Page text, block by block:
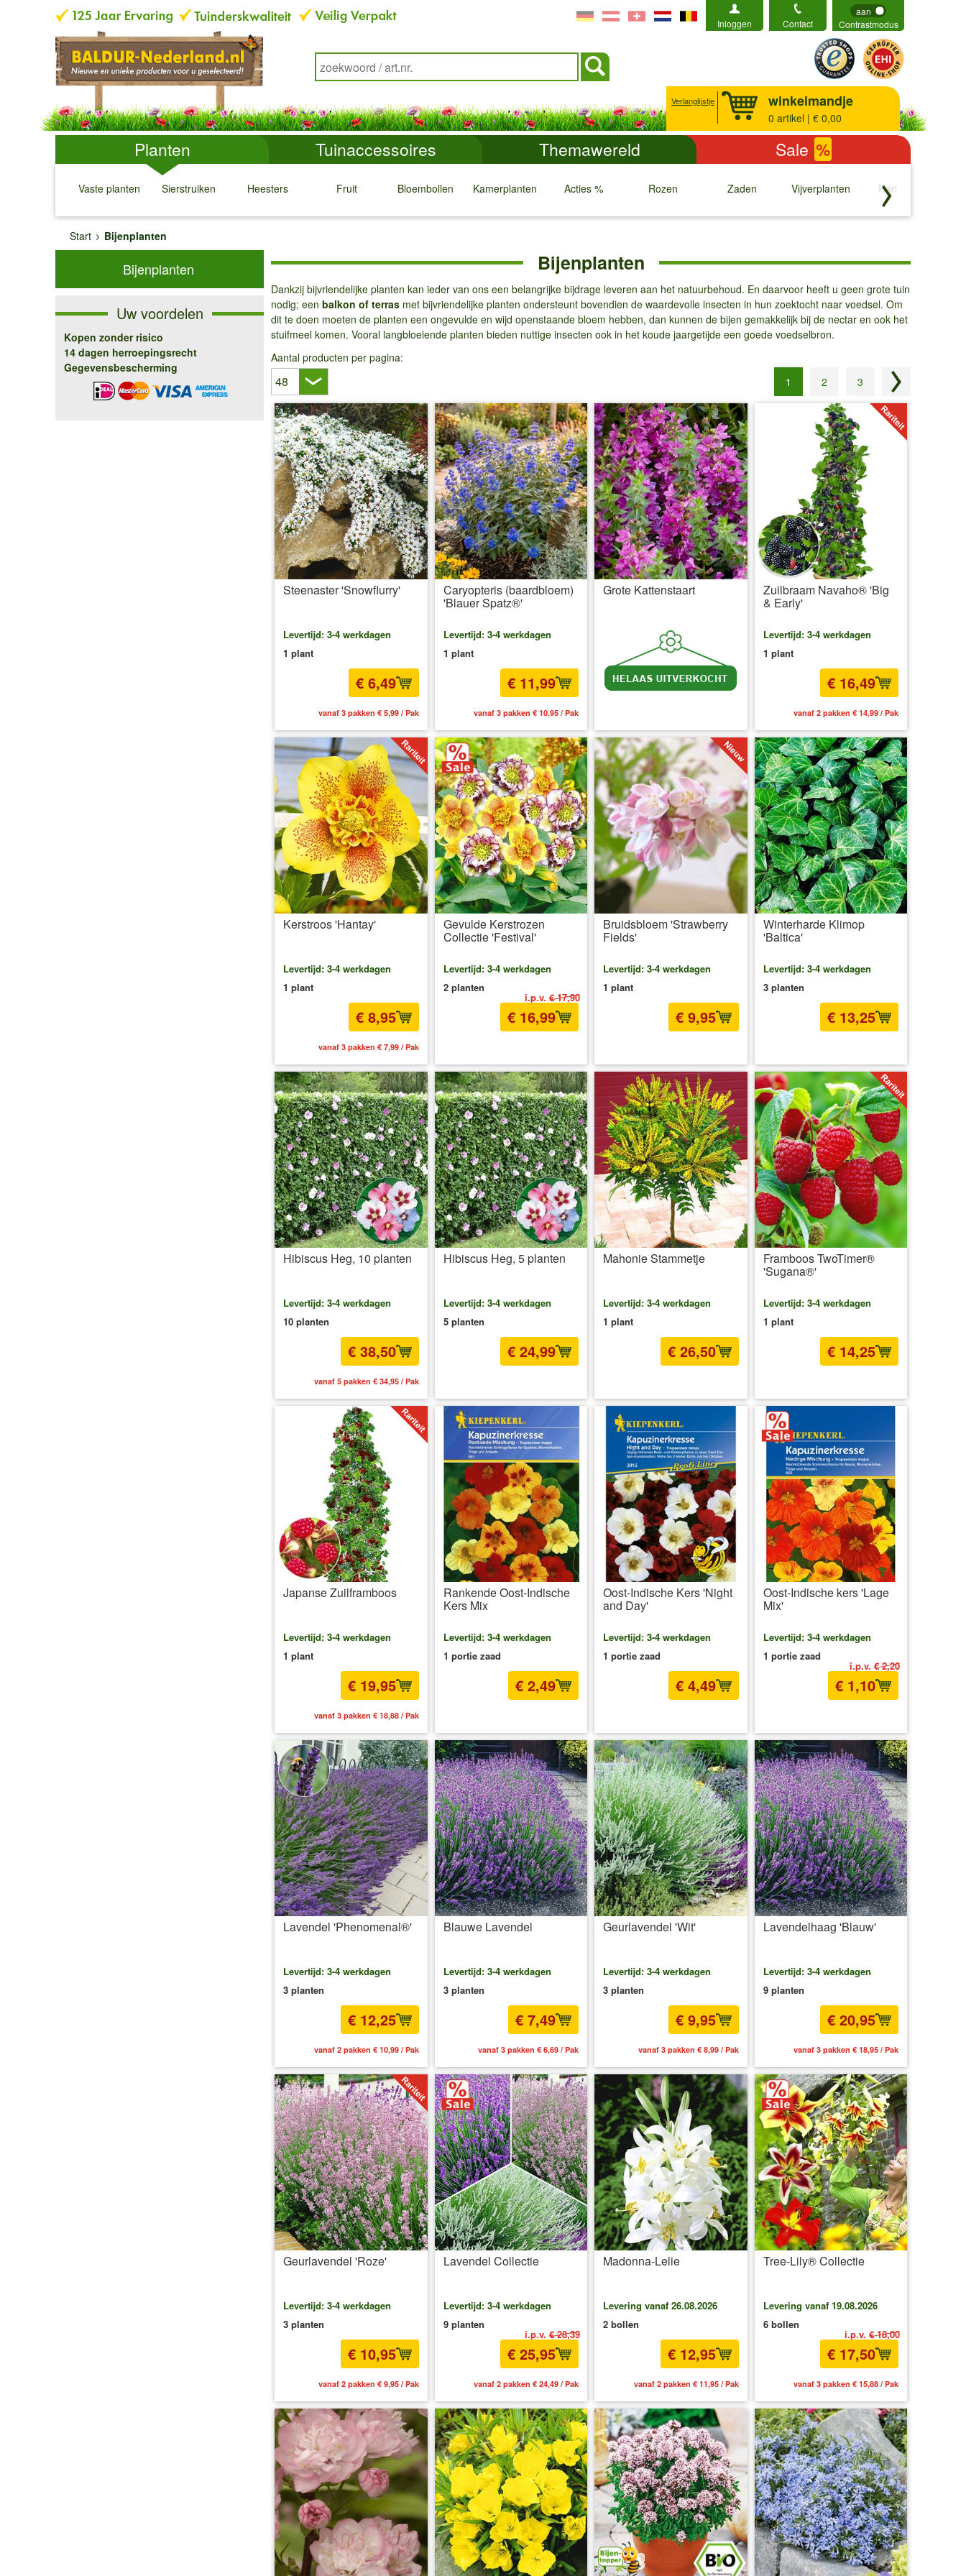
Inloggen Contact
aan
Contrastmodus
Verlanglijstje winkelmandje
0 artikel | € 0,00
Planten Tuinaccessoires Themawereld Sale %
Vaste planten
↓
Sierstruiken
↓
Heesters
↓
Fruit
↓
Bloembollen
↓
Kamerplanten
↓
Acties %
↓
Rozen
↓
Zaden
↓
Vijverplanten
↓
Rariteiten
↓
Start
Bijenplanten
Bijenplanten
Dankzij bijvriendelijke planten kan ieder van ons een belangrijke bijdrage leveren aan het natuurbehoud. En daarvoor heeft u geen grote tuin
nodig; een balkon of terras met bijvriendelijke planten ondersteunt bovendien de waardevolle insecten in hun zoektocht naar voedsel. Om
dit te doen moeten de planten een ongevulde en wijd openstaande bloem hebben, dan kunnen de bijen gemakkelijk bij de nectar en ook het
stuifmeel komen. Vooral langbloeiende planten bieden nuttige insecten ook in het koude jaargetijde een goede voedselbron.
Aantal producten per pagina:
1
2 3 Volgende
Steenaster 'Snowflurry'
Levertijd: 3-4 werkdagen
1 plant
€ 6,49
vanaf 3 pakken € 5,99 / Pak
Caryopteris (baardbloem)
'Blauer Spatz®'
Levertijd: 3-4 werkdagen
1 plant
€ 11,99
vanaf 3 pakken € 10,95 / Pak
Grote Kattenstaart Zuilbraam Navaho® 'Big
& Early'
Levertijd: 3-4 werkdagen
1 plant
€ 16,49
vanaf 2 pakken € 14,99 / Pak
Kerstroos 'Hantay'
Levertijd: 3-4 werkdagen
1 plant
€ 8,95
vanaf 3 pakken € 7,99 / Pak
Gevulde Kerstrozen
Collectie 'Festival'
i.p.v. € 17,90
Levertijd: 3-4 werkdagen
2 planten
€ 16,99
Bruidsbloem 'Strawberry
Fields'
Levertijd: 3-4 werkdagen
1 plant
€ 9,95
Winterharde Klimop
'Baltica'
Levertijd: 3-4 werkdagen
3 planten
€ 13,25
Hibiscus Heg, 10 planten
Levertijd: 3-4 werkdagen
10 planten
€ 38,50
vanaf 5 pakken € 34,95 / Pak
Hibiscus Heg, 5 planten
Levertijd: 3-4 werkdagen
5 planten
€ 24,99
Mahonie Stammetje
Levertijd: 3-4 werkdagen
1 plant
€ 26,50
Framboos TwoTimer®
'Sugana®'
Levertijd: 3-4 werkdagen
1 plant
€ 14,25
Japanse Zuilframboos
Levertijd: 3-4 werkdagen
1 plant
€ 19,95
vanaf 3 pakken € 18,88 / Pak
Rankende Oost-Indische
Kers Mix
Levertijd: 3-4 werkdagen
1 portie zaad
€ 2,49
Oost-Indische Kers 'Night
and Day'
Levertijd: 3-4 werkdagen
1 portie zaad
€ 4,49
Oost-Indische kers 'Lage
Mix'
i.p.v. € 2,20
Levertijd: 3-4 werkdagen
1 portie zaad
€ 1,10
Lavendel 'Phenomenal®'
Levertijd: 3-4 werkdagen
3 planten
€ 12,25
vanaf 2 pakken € 10,99 / Pak
Blauwe Lavendel
Levertijd: 3-4 werkdagen
3 planten
€ 7,49
vanaf 3 pakken € 6,69 / Pak
Geurlavendel 'Wit'
Levertijd: 3-4 werkdagen
3 planten
€ 9,95
vanaf 3 pakken € 8,99 / Pak
Lavendelhaag 'Blauw'
Levertijd: 3-4 werkdagen
9 planten
€ 20,95
vanaf 3 pakken € 18,95 / Pak
Geurlavendel 'Roze'
Levertijd: 3-4 werkdagen
3 planten
€ 10,95
vanaf 2 pakken € 9,95 / Pak
Lavendel Collectie
i.p.v. € 28,39
Levertijd: 3-4 werkdagen
9 planten
€ 25,95
vanaf 2 pakken € 24,49 / Pak
Madonna-Lelie
Levering vanaf 26.08.2026
2 bollen
€ 12,95
vanaf 2 pakken € 11,95 / Pak
Tree-Lily® Collectie
i.p.v. € 18,00
Levering vanaf 19.08.2026
6 bollen
€ 17,50
vanaf 3 pakken € 15,88 / Pak
Bijenplanten
Uw voordelen
Kopen zonder risico
14 dagen herroepingsrecht
Gegevensbescherming